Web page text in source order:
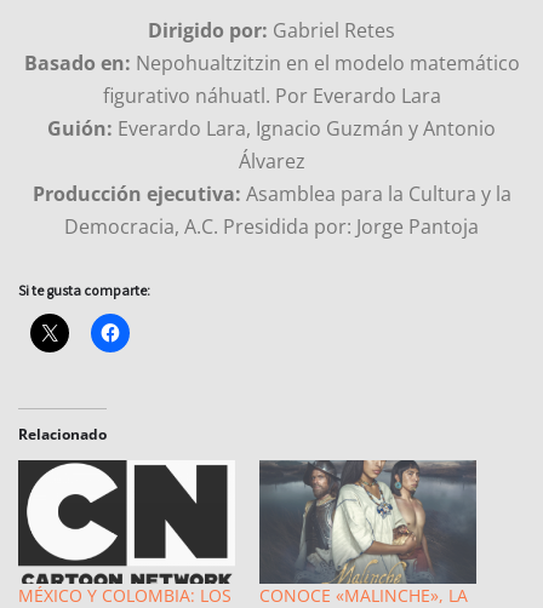
Dirigido por: Gabriel Retes
Basado en: Nepohualtzitzin en el modelo matemático
figurativo náhuatl. Por Everardo Lara
Guión: Everardo Lara, Ignacio Guzmán y Antonio
Álvarez
Producción ejecutiva: Asamblea para la Cultura y la
Democracia, A.C. Presidida por: Jorge Pantoja
Si te gusta comparte:
Relacionado
MÉXICO Y COLOMBIA: LOS CONOCE «MALINCHE», LA